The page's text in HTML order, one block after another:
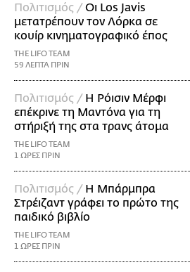
Πολιτισμός /Οι Los Javis
μετατρέπουν τον Λόρκα σε
κουίρ κινηματογραφικό έπος
THE LIFO TEAM
59 ΛΕΠΤΑ ΠΡΙΝ
Πολιτισμός / Η Ρόισιν Μέρφι
επέκρινε τη Μαντόνα για τη
στήριξή της στα τρανς άτομα
THE LIFO TEAM
1 ΩΡΕΣ ΠΡΙΝ
Πολιτισμός / Η Μπάρμπρα
Στρέιζαντ γράφει το πρώτο της
παιδικό βιβλίο
THE LIFO TEAM
1 ΩΡΕΣ ΠΡΙΝ